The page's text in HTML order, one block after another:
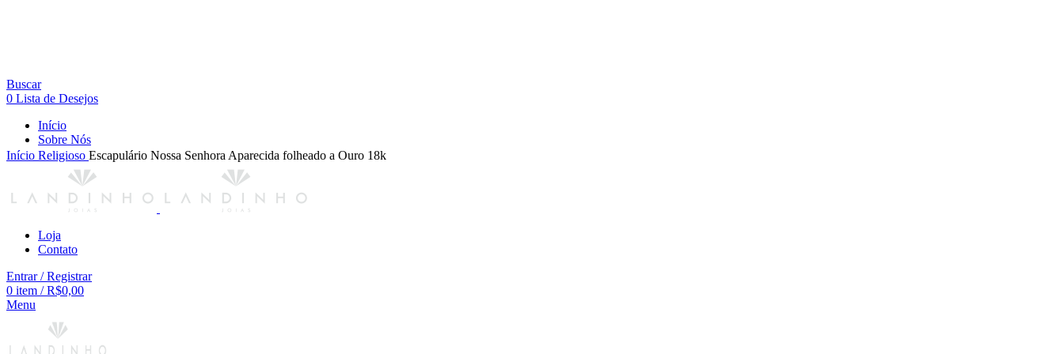
Buscar
0 Lista de Desejos
Início
Sobre Nós
Loja
Contato
Entrar / Registrar
0 item / R$0,00
Menu
Início Religioso Escapulário Nossa Senhora Aparecida folheado a Ouro 18k